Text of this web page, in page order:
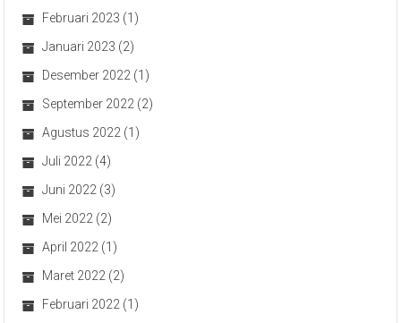
Februari 2023 (1)
Januari 2023 (2)
Desember 2022 (1)
September 2022 (2)
Agustus 2022 (1)
Juli 2022 (4)
Juni 2022 (3)
Mei 2022 (2)
April 2022 (1)
Maret 2022 (2)
Februari 2022 (1)